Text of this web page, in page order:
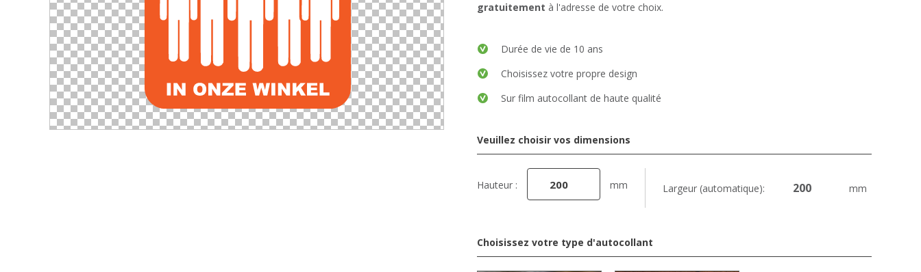
gratuitement à l'adresse de votre choix.
Durée de vie de 10 ans
Choisissez votre propre design
Sur film autocollant de haute qualité
Veuillez choisir vos dimensions
Hauteur : mm Largeur (automatique): mm
Choisissez votre type d'autocollant